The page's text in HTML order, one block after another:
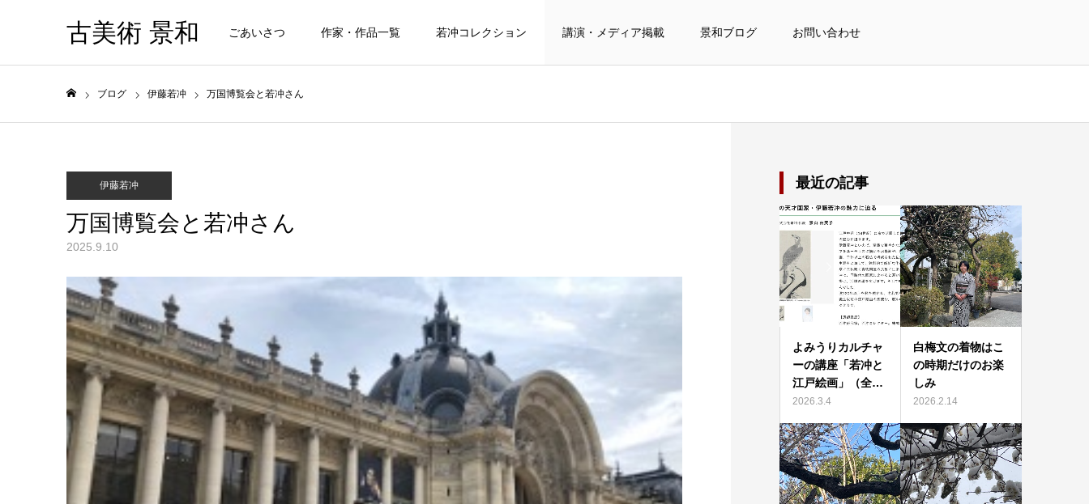
古美術 景和 ごあいさつ 作家・作品一覧 若冲コレクション 講演・メディア掲載 景和ブログ お問い合わせ
ブログ 伊藤若冲 万国博覧会と若冲さん
伊藤若冲
万国博覧会と若冲さん
2025.9.10
最近の記事
よみうりカルチャ
ーの講座「若冲と
江戸絵画」（全…
2026.3.4
白梅文の着物はこ
の時期だけのお楽
しみ
2026.2.14